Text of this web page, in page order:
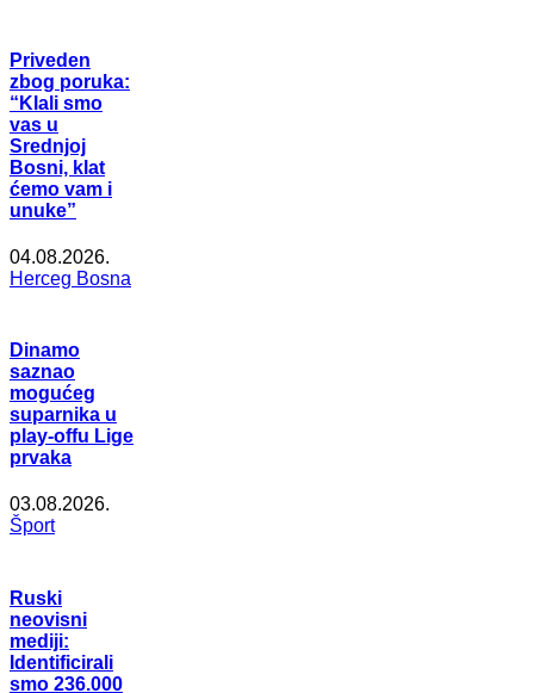
Priveden
zbog poruka:
“Klali smo
vas u
Srednjoj
Bosni, klat
ćemo vam i
unuke”
04.08.2026.
Herceg Bosna
Dinamo
saznao
mogućeg
suparnika u
play-offu Lige
prvaka
03.08.2026.
Šport
Ruski
neovisni
mediji:
Identificirali
smo 236.000